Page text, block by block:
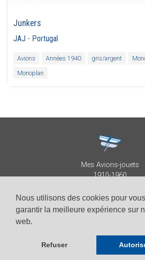
Nous utilisons des cookies pour vous
garantir la meilleure expérience sur
web.
Refuser
Junkers
JAJ - Portugal
Avions Années 1940 gris/argent
Monoplan
Mes Avions-jouets
1910-1960
© Patrick Despature
tous droits réservés
Photos par Roberto